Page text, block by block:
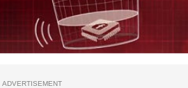
ADVERTISEMENT